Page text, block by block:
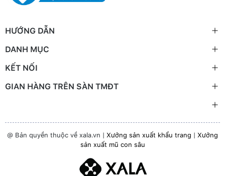
HƯỚNG DẪN
DANH MỤC
KẾT NỐI
GIAN HÀNG TRÊN SÀN TMĐT
@ Bản quyền thuộc về xala.vn | Xưởng sản xuất khẩu trang | Xưởng
sản xuất mũ con sâu